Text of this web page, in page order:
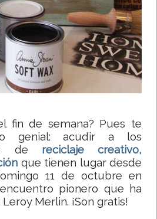
fin de semana? Pues te
genial: acudir a los
de reciclaje creativo,
que tienen lugar desde
11 de octubre en
pionero que ha
Merlin. ¡Son gratis!